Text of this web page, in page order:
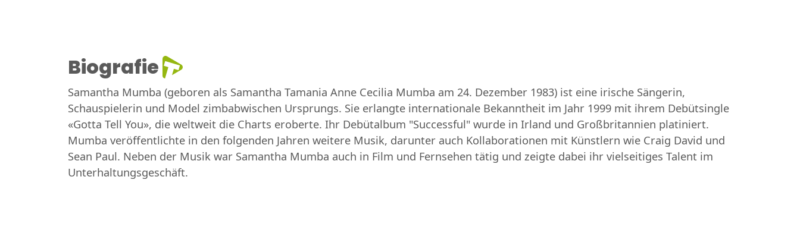
Biografie
Samantha Mumba (geboren als Samantha Tamania Anne Cecilia Mumba am 24. Dezember 1983) ist eine irische Sängerin,
Schauspielerin und Model zimbabwischen Ursprungs. Sie erlangte internationale Bekanntheit im Jahr 1999 mit ihrem Debütsingle
«Gotta Tell You», die weltweit die Charts eroberte. Ihr Debütalbum "Successful" wurde in Irland und Großbritannien platiniert.
Mumba veröffentlichte in den folgenden Jahren weitere Musik, darunter auch Kollaborationen mit Künstlern wie Craig David und
Sean Paul. Neben der Musik war Samantha Mumba auch in Film und Fernsehen tätig und zeigte dabei ihr vielseitiges Talent im
Unterhaltungsgeschäft.